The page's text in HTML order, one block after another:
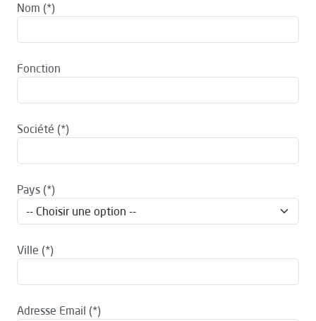
Nom
Fonction
Société
Pays
Ville
Adresse Email